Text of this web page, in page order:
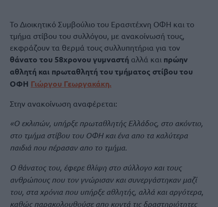
Το Διοικητικό Συμβούλιο του Ερασιτέχνη ΟΦΗ και το
τμήμα στίβου του συλλόγου, με ανακοίνωσή τους,
εκφράζουν τα θερμά τους συλλυπητήρια για τον
θάνατο του 58χρονου γυμναστή αλλά και πρώην
αθλητή και πρωταθλητή του τμήματος στίβου του
ΟΦΗ Γιώργου Γεωργακάκη.
Στην ανακοίνωση αναφέρεται:
«Ο εκλιπών, υπήρξε πρωταθλητής Ελλάδος, στο ακόντιο,
στο τμήμα στίβου του ΟΦΗ και ένα απο τα καλύτερα
παιδιά που πέρασαν απο το τμήμα.
Ο θάνατος του, έφερε θλίψη στο σύλλογο και τους
ανθρώπους που τον γνώρισαν και συνεργάστηκαν μαζί
του, στα χρόνια που υπήρξε αθλητής, αλλά και αργότερα,
καθώς παρακολουθούσε απο κοντά τις δραστηριότητες